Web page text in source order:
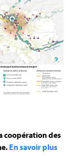
coopération des
En savoir plus